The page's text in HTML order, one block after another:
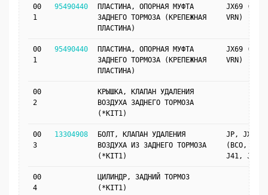
00
1
95490440
ПЛАСТИНА, ОПОРНАЯ МУФТА
ЗАДНЕГО ТОРМОЗА (КРЕПЕЖНАЯ
ПЛАСТИНА)
JX69 (J41,
VRN)
00
1
95490440
ПЛАСТИНА, ОПОРНАЯ МУФТА
ЗАДНЕГО ТОРМОЗА (КРЕПЕЖНАЯ
ПЛАСТИНА)
JX69 (JM4,
VRN)
00
2
КРЫШКА, КЛАПАН УДАЛЕНИЯ
ВОЗДУХА ЗАДНЕГО ТОРМОЗА
(*KIT1)
00
3
13304908
БОЛТ, КЛАПАН УДАЛЕНИЯ
ВОЗДУХА ИЗ ЗАДНЕГО ТОРМОЗА
(*KIT1)
JP, JX69
(BCO, SCS,
J41, JM4)
00
4
ЦИЛИНДР, ЗАДНИЙ ТОРМОЗ
(*KIT1)